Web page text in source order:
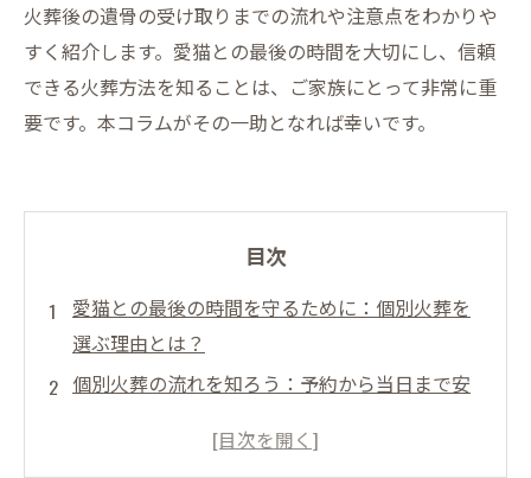
火葬後の遺骨の受け取りまでの流れや注意点をわかりや
すく紹介します。愛猫との最後の時間を大切にし、信頼
できる火葬方法を知ることは、ご家族にとって非常に重
要です。本コラムがその一助となれば幸いです。
目次
愛猫との最後の時間を守るために：個別火葬を
選ぶ理由とは？
個別火葬の流れを知ろう：予約から当日まで安
火葬当日のポイント：愛猫のプライバシーをし